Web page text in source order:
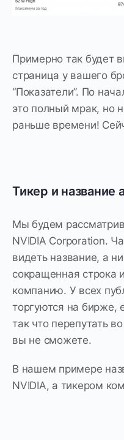
Примерно так будет
страница у вашего
“Показатели”. По
это полный мрак, но
раньше времени!
Тикер и название
Мы будем
NVIDIA Corporation.
видеть название, а
сокращенная строка
компанию. У всех
торгуются на бирже,
так что перепутать
вы не сможете.
В нашем примере
NVIDIA, а тикером